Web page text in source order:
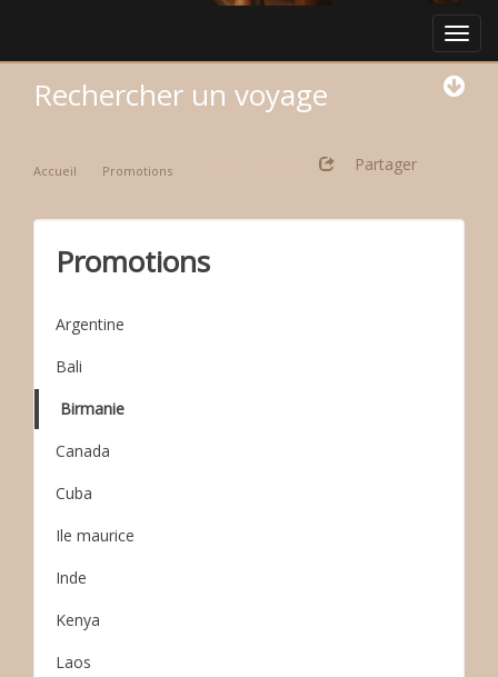
Rechercher un voyage
Accueil Promotions Partager
Promotions
Argentine
Bali
Birmanie
Canada
Cuba
Ile maurice
Inde
Kenya
Laos